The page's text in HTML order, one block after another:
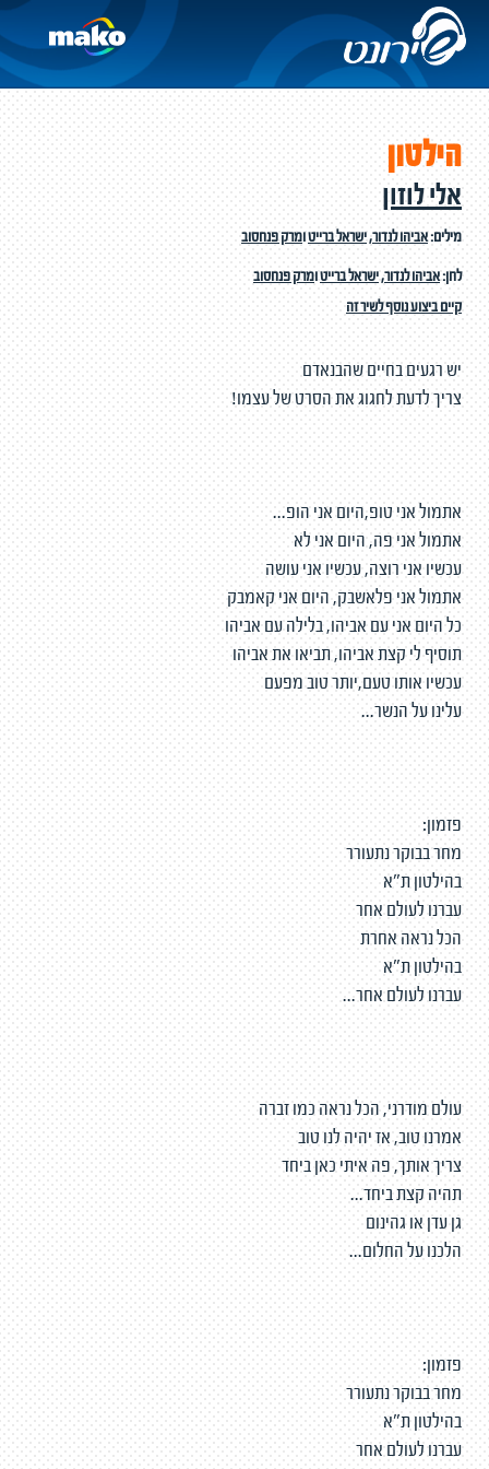
הילטון
אלי לוזון
מילים:אביהו לנדור,ישראל ברייטומרק פנחסוב
לחן:אביהו לנדור,ישראל ברייטומרק פנחסוב
קיים ביצוע נוסף לשיר זה
יש רגעים בחיים שהבנאדם
צריך לדעת לחגוג את הסרט של עצמו!
אתמול אני טופ,היום אני הופ...
אתמול אני פה, היום אני לא
עכשיו אני רוצה, עכשיו אני עושה
אתמול אני פלאשבק, היום אני קאמבק
כל היום אני עם אביהו, בלילה עם אביהו
תוסיף לי קצת אביהו, תביאו את אביהו
עכשיו אותו טעם,יותר טוב מפעם
עלינו על הנשר...
פזמון:
מחר בבוקר נתעורר
בהילטון ת״א
עברנו לעולם אחר
הכל נראה אחרת
בהילטון ת״א
עברנו לעולם אחר...
עולם מודרני, הכל נראה כמו זברה
אמרנו טוב, אז יהיה לנו טוב
צריך אותך, פה איתי כאן ביחד
תהיה קצת ביחד...
גן עדן או גהינום
הלכנו על החלום...
פזמון:
מחר בבוקר נתעורר
בהילטון ת״א
עברנו לעולם אחר